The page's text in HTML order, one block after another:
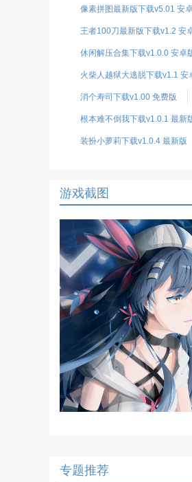
像素拼图最新版下载v5.01 安
王者100刀最新版下载v1.2 安
休闲解压合集下载v1.0.0 安卓
火柴人越狱大逃脱下载v1.1 安
消个寿司下载v1.00 免费版
根本难不倒我下载v1.0.1 最新
装扮小萝莉下载v1.0.4 最新版
游戏截图
专题推荐